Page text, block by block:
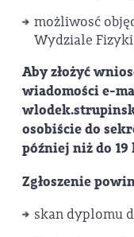
możliwosć
Wydziale
Aby złożyć
wiadomości e-
osobiście do
później niż do
Zgłoszenie
skan dyplomu